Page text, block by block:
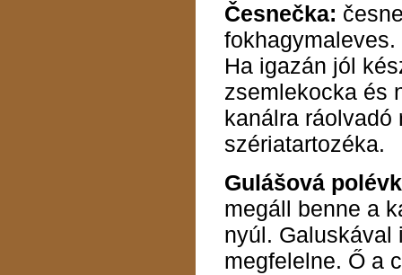
Česnečka:
Ha igazán jól
zsemlekocka és
kanálra ráolvadó
szériatartozéka.
Gulášová
megáll benne a
nyúl. Galuskával
megfelelne. Ő a